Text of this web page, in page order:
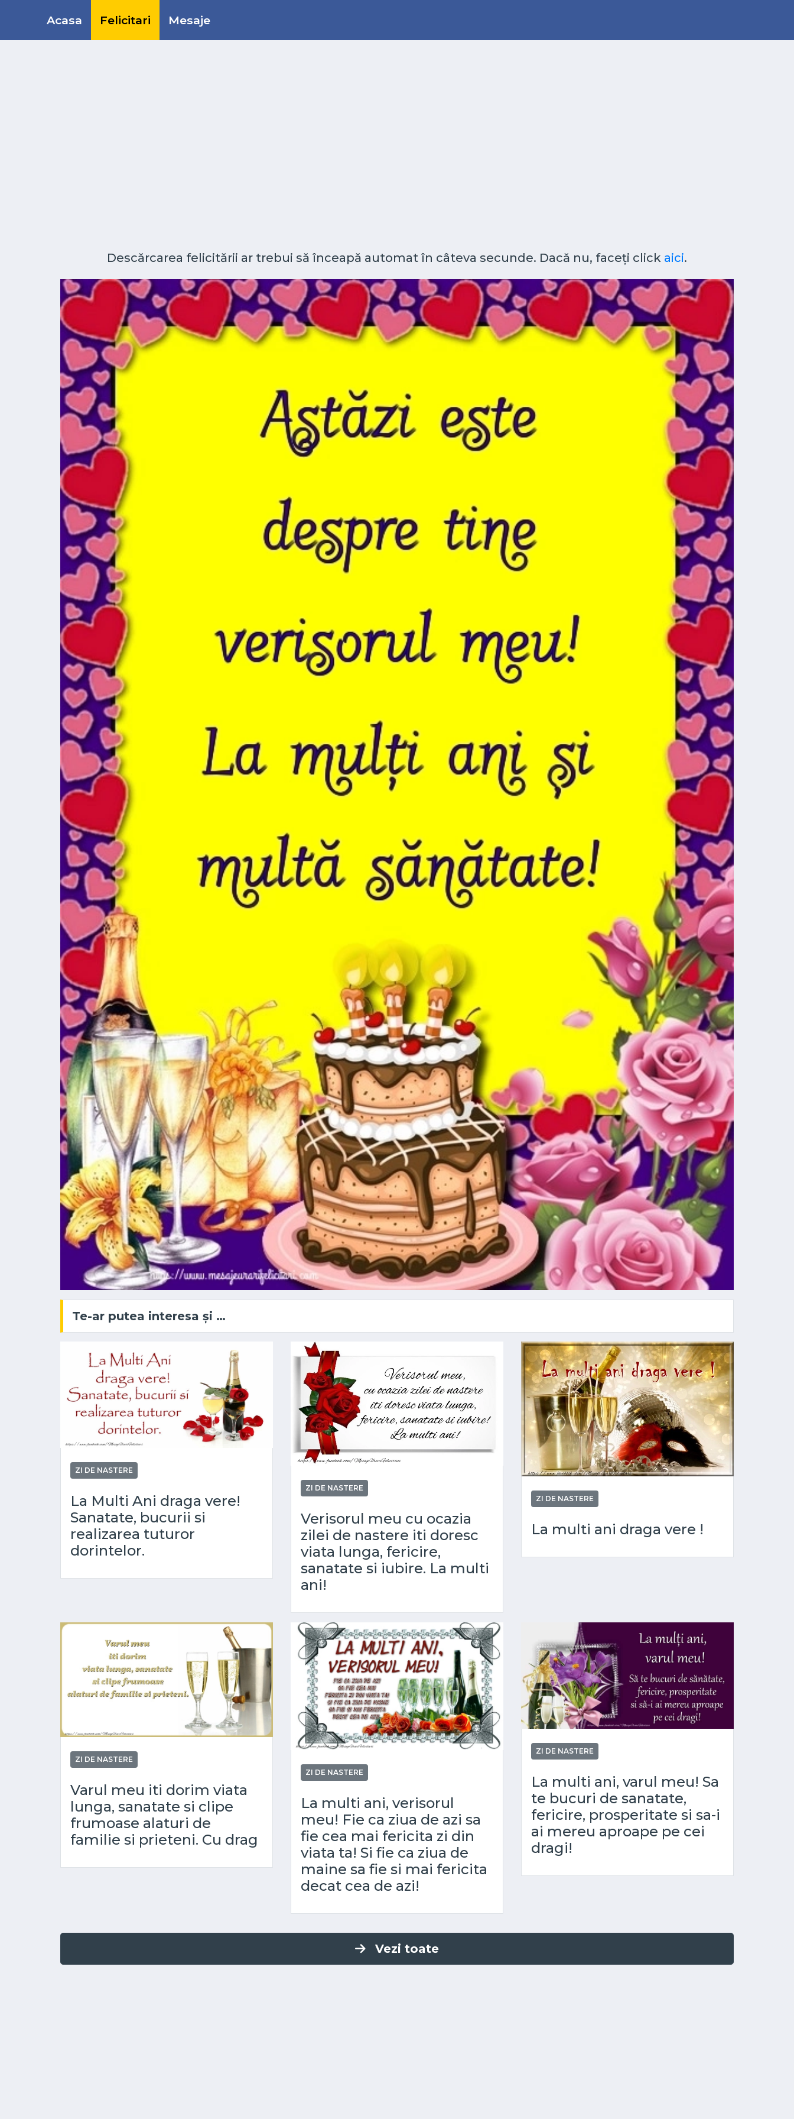
Acasa Felicitari Mesaje
Descărcarea felicitării ar trebui să înceapă automat în câteva secunde. Dacă nu, faceți click aici.
Te-ar putea interesa și …
ZI DE NASTERE
La Multi Ani draga vere!
Sanatate, bucurii si
realizarea tuturor
dorintelor.
ZI DE NASTERE
Verisorul meu cu ocazia
zilei de nastere iti doresc
viata lunga, fericire,
sanatate si iubire. La multi
ani!
ZI DE NASTERE
La multi ani draga vere !
ZI DE NASTERE
Varul meu iti dorim viata
lunga, sanatate si clipe
frumoase alaturi de
familie si prieteni. Cu drag
ZI DE NASTERE
La multi ani, verisorul
meu! Fie ca ziua de azi sa
fie cea mai fericita zi din
viata ta! Si fie ca ziua de
maine sa fie si mai fericita
decat cea de azi!
ZI DE NASTERE
La multi ani, varul meu! Sa
te bucuri de sanatate,
fericire, prosperitate si sa-i
ai mereu aproape pe cei
dragi!
Vezi toate